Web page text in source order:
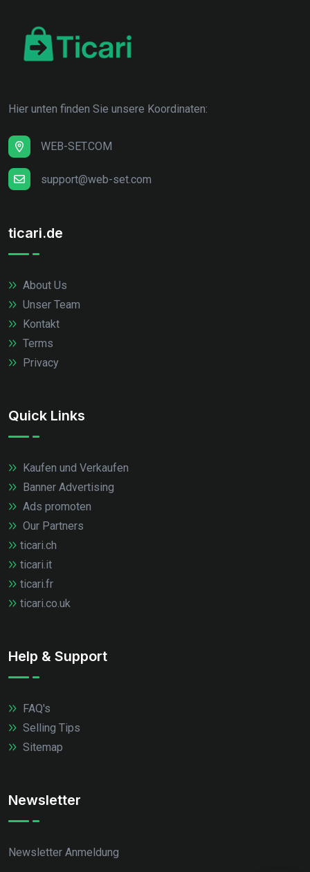
Hier unten finden Sie unsere Koordinaten:
WEB-SET.COM
support@web-set.com
ticari.de
About Us
Unser Team
Kontakt
Terms
Privacy
Quick Links
Kaufen und Verkaufen
Banner Advertising
Ads promoten
Our Partners
ticari.ch
ticari.it
ticari.fr
ticari.co.uk
Help & Support
FAQ's
Selling Tips
Sitemap
Newsletter
Newsletter Anmeldung